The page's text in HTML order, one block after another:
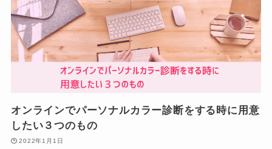
オンラインでパーソナルカラー診断をする時に用意
したい３つのもの
2022年1月1日